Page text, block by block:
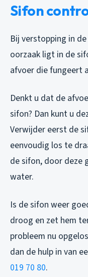
Sifon
Bij verstopping in
oorzaak ligt in de
afvoer die fungeert
Denkt u dat de
sifon? Dan kunt u
Verwijder eerst de
eenvoudig los te
de sifon, door deze
water.
Is de sifon weer
droog en zet hem
probleem nu
dan de hulp in van
019 70 80.